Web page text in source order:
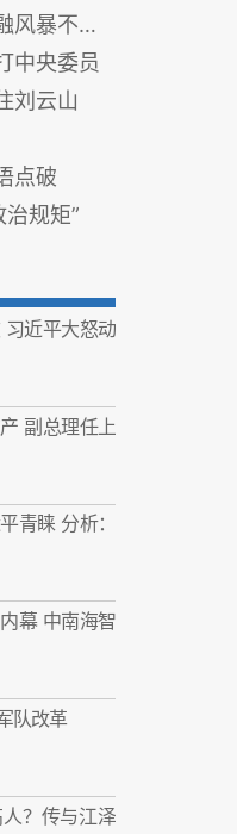
民币和港币
中央委员
刘云山
点破
规矩”
近平大怒动
副总理任上
青睐 分析：
幕 中南海智
队改革
？传与江泽